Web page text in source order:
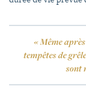
« Même
tempêtes de
sont